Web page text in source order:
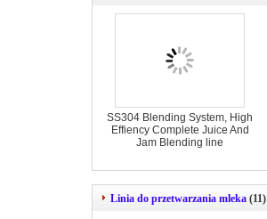
SS304 Blending System, High
Effiency Complete Juice And
Jam Blending line
Linia do przetwarzania mleka (11)